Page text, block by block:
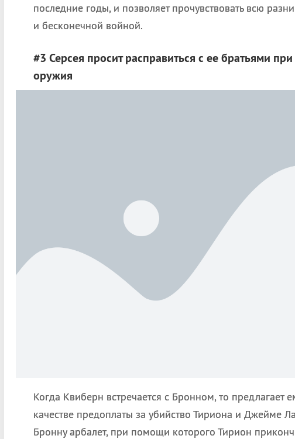
последние годы, и позволяет прочувствовать всю
и бесконечной войной.
#3 Серсея просит расправиться с ее братьями
оружия
Когда Квиберн встречается с Бронном, то предлагает
качестве предоплаты за убийство Тириона и Джейме
Бронну арбалет, при помощи которого Тирион